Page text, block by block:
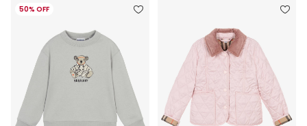
50% OFF